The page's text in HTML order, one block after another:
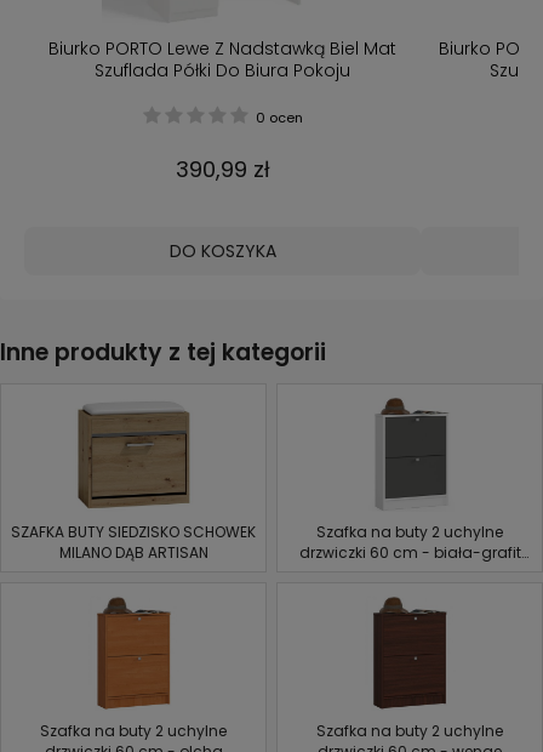
Biurko PORTO Lewe Z Nadstawką Biel Mat
Szuflada Półki Do Biura Pokoju
0 ocen
390,99 zł
DO KOSZYKA
Biurko
Inne produkty z tej kategorii
SZAFKA BUTY SIEDZISKO SCHOWEK
MILANO DĄB ARTISAN
Szafka na buty 2 uchylne
drzwiczki 60 cm - biała-grafit
Szafka na buty 2 uchylne
Szafka na buty 2 uchylne